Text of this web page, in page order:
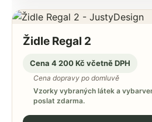
Židle Regal 2
Cena 4 200 Kč včetně DPH
Cena dopravy po domluvě
Vzorky vybraných látek a
poslat zdarma.